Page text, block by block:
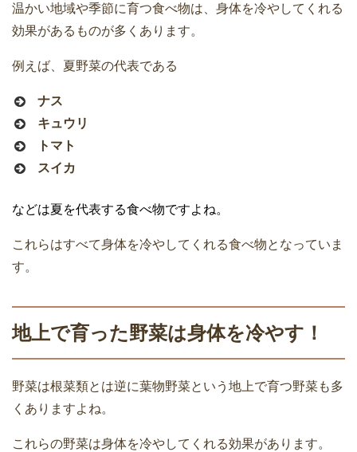
温かい地域や季節に育つ食べ物は、身体を冷やしてくれる
効果があるものが多くあります。
例えば、夏野菜の代表である
ナス
キュウリ
トマト
スイカ
などは夏を代表する食べ物ですよね。
これらはすべて身体を冷やしてくれる食べ物となっていま
す。
地上で育った野菜は身体を冷やす！
野菜は根菜類とは逆に葉物野菜という地上で育つ野菜も多
くありますよね。
これらの野菜は身体を冷やしてくれる効果があります。